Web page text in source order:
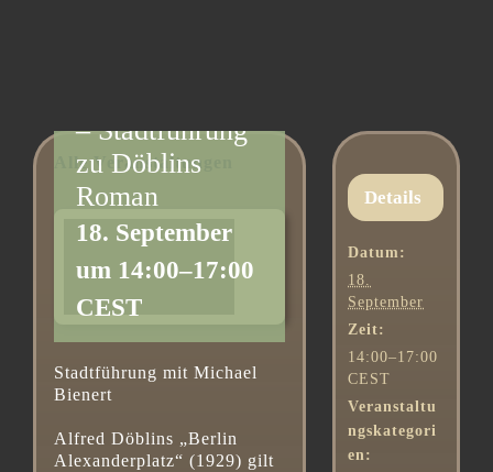
Alle Veranstaltungen
– Stadtführung
zu Döblins
Roman
18. September
um 14:00–17:00
CEST
Stadtführung mit Michael
Bienert
Alfred Döblins „Berlin
Alexanderplatz“ (1929) gilt
Details
Datum:
18.
September
Zeit:
14:00–17:00
CEST
Veranstaltu
ngskategori
en: